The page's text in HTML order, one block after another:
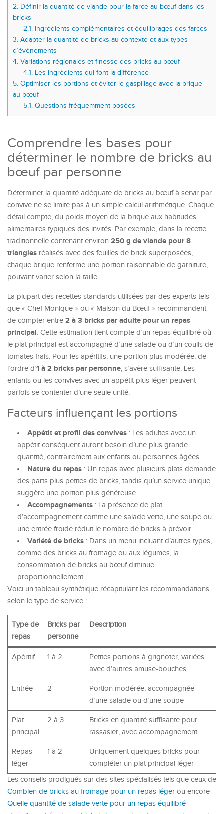
2. Définir la quantité de viande pour la farce au bœuf dans les
bricks
2.1. Ingrédients complémentaires et équilibrages des farces
3. Adapter la quantité de bricks au contexte et aux types
d’événements
4. Variations régionales et finesse des bricks au bœuf
4.1. Les ingrédients qui font la différence
5. Optimiser les portions et éviter le gaspillage avec la brique
au bœuf
5.1. Questions fréquemment posées
Comprendre les bases pour
déterminer le nombre de bricks au
bœuf par personne
Déterminer la quantité adéquate de bricks au bœuf à servir par
convive ne se limite pas à un simple calcul arithmétique. Chaque
détail compte, du poids moyen de la brique aux habitudes
alimentaires typiques des invités. Par exemple, dans la recette
traditionnelle contenant environ 250 g de viande pour 8
triangles réalisés avec des feuilles de brick superposées,
chaque brique renferme une portion raisonnable de garniture,
pouvant varier selon la taille.
La plupart des recettes standards utilisées par des experts tels
que « Chef Monique » ou « Maison du Bœuf » recommandent
de compter entre 2 à 3 bricks par adulte pour un repas
principal. Cette estimation tient compte d’un repas équilibré où
le plat principal est accompagné d’une salade ou d’un coulis de
tomates frais. Pour les apéritifs, une portion plus modérée, de
l’ordre d’1 à 2 bricks par personne, s’avère suffisante. Les
enfants ou les convives avec un appétit plus léger peuvent
parfois se contenter d’une seule unité.
Facteurs influençant les portions
Appétit et profil des convives : Les adultes avec un
appétit conséquent auront besoin d’une plus grande
quantité, contrairement aux enfants ou personnes âgées.
Nature du repas : Un repas avec plusieurs plats demande
des parts plus petites de bricks, tandis qu’un service unique
suggère une portion plus généreuse.
Accompagnements : La présence de plat
d’accompagnement comme une salade verte, une soupe ou
une entrée froide réduit le nombre de bricks à prévoir.
Variété de bricks : Dans un menu incluant d’autres types,
comme des bricks au fromage ou aux légumes, la
consommation de bricks au bœuf diminue
proportionnellement.
Voici un tableau synthétique récapitulant les recommandations
selon le type de service :
Type de
repas
Bricks par
personne
Description
Apéritif 1 à 2
Petites portions à grignoter, variées
avec d’autres amuse-bouches
Entrée 2
Portion modérée, accompagnée
d’une salade ou d’une soupe
Plat
principal
2 à 3
Bricks en quantité suffisante pour
rassasier, avec accompagnement
Repas
léger
1 à 2
Uniquement quelques bricks pour
compléter un plat principal léger
Les conseils prodigués sur des sites spécialisés tels que ceux de
Combien de bricks au fromage pour un repas léger ou encore
Quelle quantité de salade verte pour un repas équilibré